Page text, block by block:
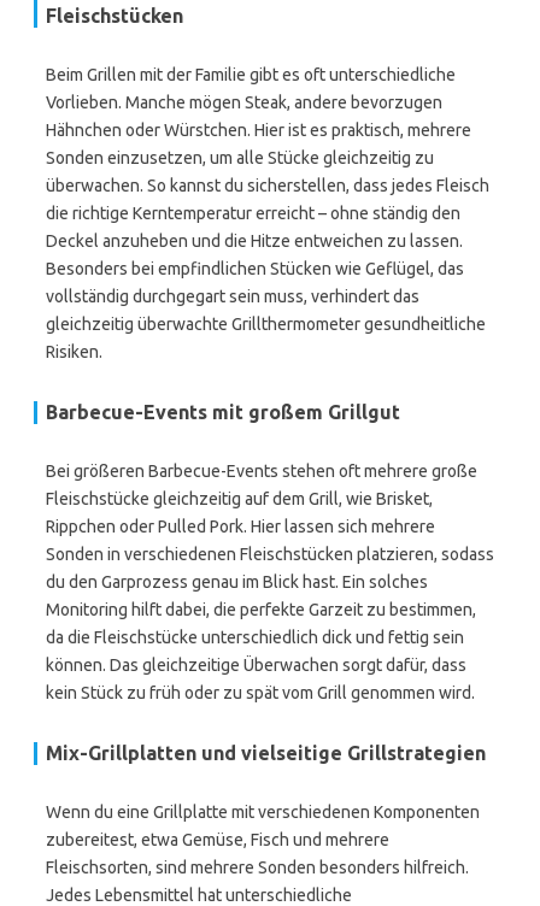
Fleischstücken
Beim Grillen mit der Familie gibt es oft unterschiedliche
Vorlieben. Manche mögen Steak, andere bevorzugen
Hähnchen oder Würstchen. Hier ist es praktisch, mehrere
Sonden einzusetzen, um alle Stücke gleichzeitig zu
überwachen. So kannst du sicherstellen, dass jedes Fleisch
die richtige Kerntemperatur erreicht – ohne ständig den
Deckel anzuheben und die Hitze entweichen zu lassen.
Besonders bei empfindlichen Stücken wie Geflügel, das
vollständig durchgegart sein muss, verhindert das
gleichzeitig überwachte Grillthermometer gesundheitliche
Risiken.
Barbecue-Events mit großem Grillgut
Bei größeren Barbecue-Events stehen oft mehrere große
Fleischstücke gleichzeitig auf dem Grill, wie Brisket,
Rippchen oder Pulled Pork. Hier lassen sich mehrere
Sonden in verschiedenen Fleischstücken platzieren, sodass
du den Garprozess genau im Blick hast. Ein solches
Monitoring hilft dabei, die perfekte Garzeit zu bestimmen,
da die Fleischstücke unterschiedlich dick und fettig sein
können. Das gleichzeitige Überwachen sorgt dafür, dass
kein Stück zu früh oder zu spät vom Grill genommen wird.
Mix-Grillplatten und vielseitige Grillstrategien
Wenn du eine Grillplatte mit verschiedenen Komponenten
zubereitest, etwa Gemüse, Fisch und mehrere
Fleischsorten, sind mehrere Sonden besonders hilfreich.
Jedes Lebensmittel hat unterschiedliche